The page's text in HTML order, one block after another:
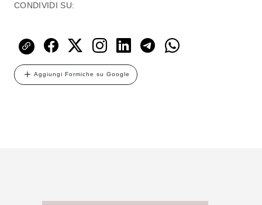
CONDIVIDI SU:
Aggiungi Formiche su Google